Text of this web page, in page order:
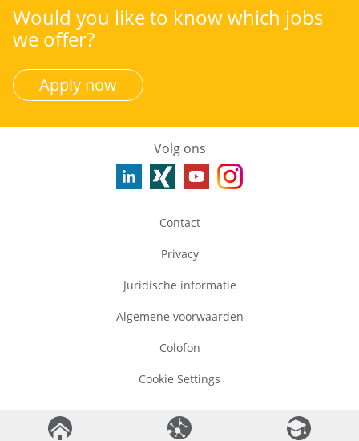
Would you like to know which jobs
we offer?
Apply now
GBA Group
Volg ons
Contact
Privacy
Juridische informatie
Algemene voorwaarden
Colofon
Cookie Settings